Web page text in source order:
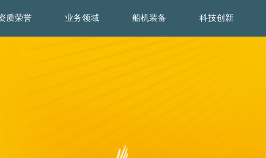
质荣誉 业务领域 船机装备 科技创新